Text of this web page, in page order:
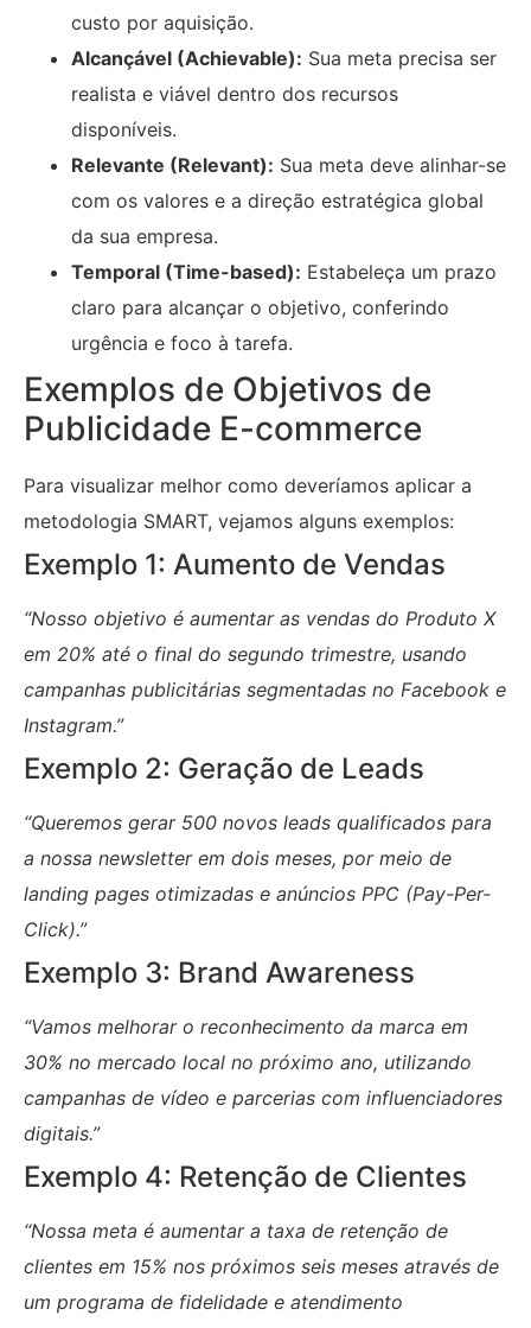
custo por aquisição.
Alcançável (Achievable): Sua meta precisa ser
realista e viável dentro dos recursos
disponíveis.
Relevante (Relevant): Sua meta deve alinhar-se
com os valores e a direção estratégica global
da sua empresa.
Temporal (Time-based): Estabeleça um prazo
claro para alcançar o objetivo, conferindo
urgência e foco à tarefa.
Exemplos de Objetivos de
Publicidade E-commerce
Para visualizar melhor como deveríamos aplicar a
metodologia SMART, vejamos alguns exemplos:
Exemplo 1: Aumento de Vendas
“Nosso objetivo é aumentar as vendas do Produto X
em 20% até o final do segundo trimestre, usando
campanhas publicitárias segmentadas no Facebook e
Instagram.”
Exemplo 2: Geração de Leads
“Queremos gerar 500 novos leads qualificados para
a nossa newsletter em dois meses, por meio de
landing pages otimizadas e anúncios PPC (Pay-Per-
Click).”
Exemplo 3: Brand Awareness
“Vamos melhorar o reconhecimento da marca em
30% no mercado local no próximo ano, utilizando
campanhas de vídeo e parcerias com influenciadores
digitais.”
Exemplo 4: Retenção de Clientes
“Nossa meta é aumentar a taxa de retenção de
clientes em 15% nos próximos seis meses através de
um programa de fidelidade e atendimento